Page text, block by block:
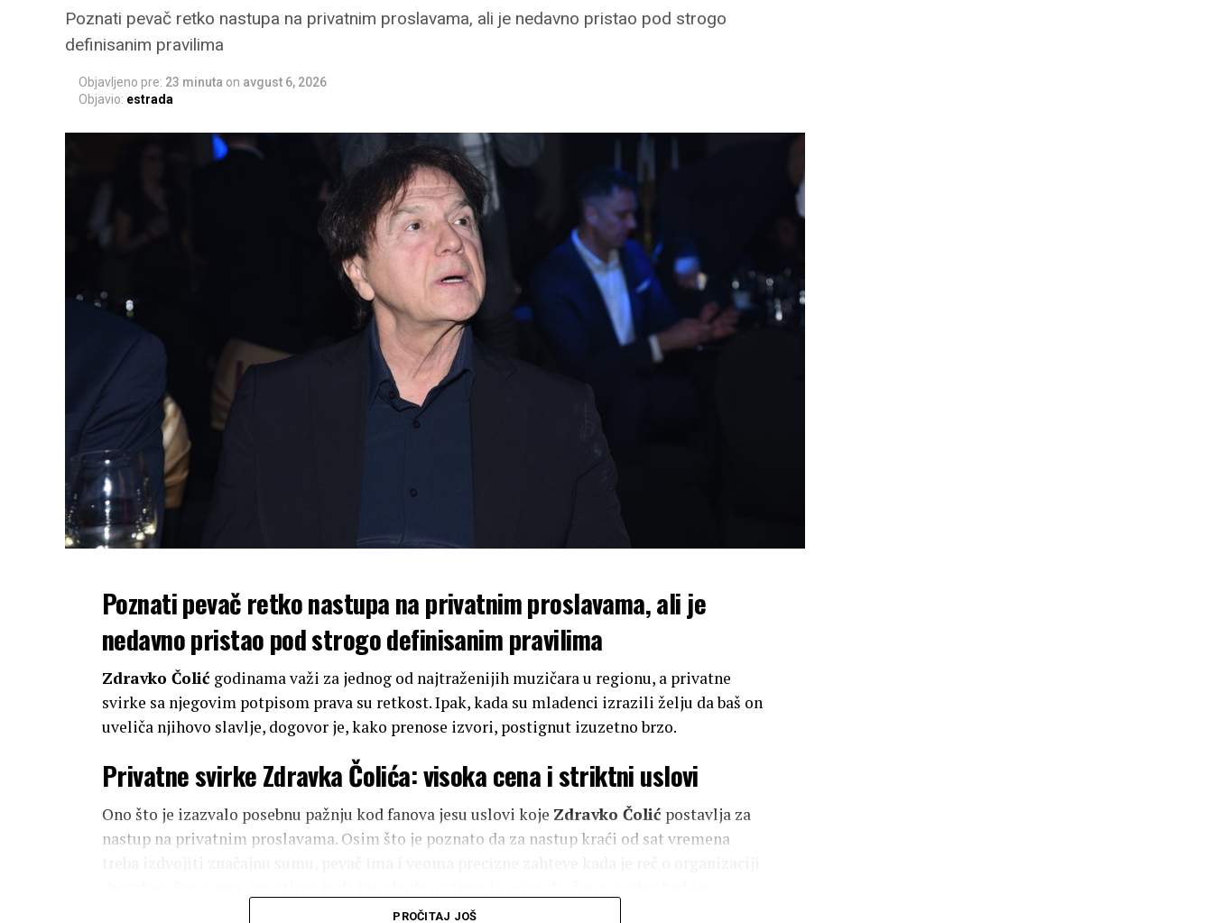
Poznati pevač retko nastupa na privatnim proslavama, ali je nedavno pristao pod strogo
definisanim pravilima
Objavljeno pre: 23 minuta on avgust 6, 2026
Objavio: estrada
Poznati pevač retko nastupa na privatnim proslavama, ali je
nedavno pristao pod strogo definisanim pravilima
Zdravko Čolić godinama važi za jednog od najtraženijih muzičara u regionu, a privatne
svirke sa njegovim potpisom prava su retkost. Ipak, kada su mladenci izrazili želju da baš on
uveliča njihovo slavlje, dogovor je, kako prenose izvori, postignut izuzetno brzo.
Privatne svirke Zdravka Čolića: visoka cena i striktni uslovi
Ono što je izazvalo posebnu pažnju kod fanova jesu uslovi koje Zdravko Čolić postavlja za
nastup na privatnim proslavama. Osim što je poznato da za nastup kraći od sat vremena
distanca između njega i gostiju. Takođe, porodice koje su želele da ga angažuju morale su
PROČITAJ JOŠ